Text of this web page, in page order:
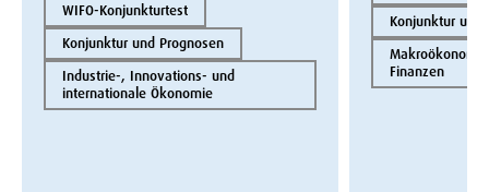
WIFO-Konjunkturtest
Konjunktur und Prognosen
Industrie-, Innovations- und
internationale Ökonomie
Konjunktur und
Finanzen